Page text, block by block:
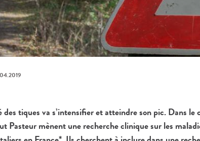
tiques va s’intensifier et atteindre son pic. Dans le
Pasteur mènent une recherche clinique sur les